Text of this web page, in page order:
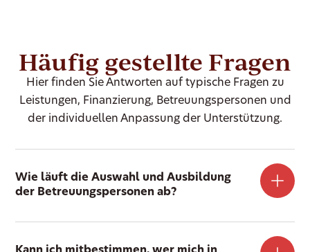
Häufig gestellte Fragen
Hier finden Sie Antworten auf typische Fragen zu
Leistungen, Finanzierung, Betreuungspersonen und
der individuellen Anpassung der Unterstützung.
Wie läuft die Auswahl und Ausbildung
der Betreuungspersonen ab?